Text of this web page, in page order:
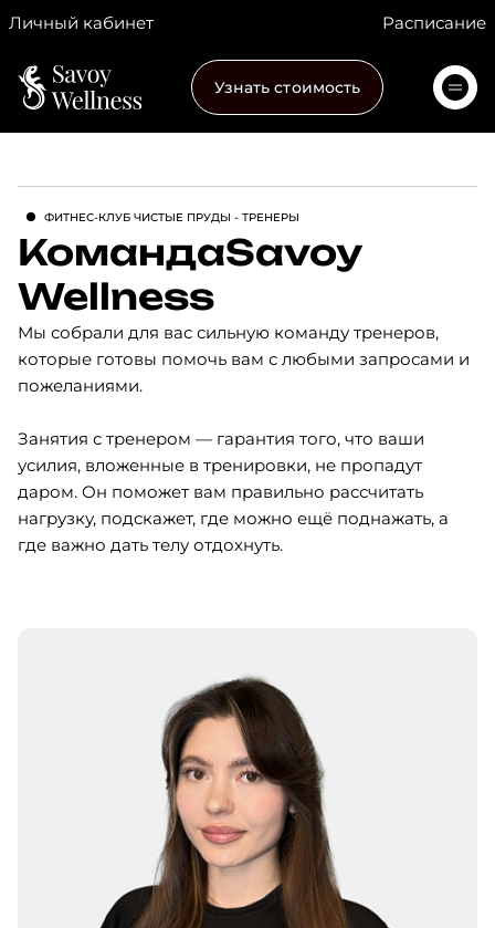
Личный кабинет Расписание
Узнать стоимость
ФИТНЕС-КЛУБ ЧИСТЫЕ ПРУДЫ - ТРЕНЕРЫ
КомандаSavoy
Wellness
Мы собрали для вас сильную команду тренеров,
которые готовы помочь вам с любыми запросами и
пожеланиями.
Занятия с тренером — гарантия того, что ваши
усилия, вложенные в тренировки, не пропадут
даром. Он поможет вам правильно рассчитать
нагрузку, подскажет, где можно ещё поднажать, а
где важно дать телу отдохнуть.